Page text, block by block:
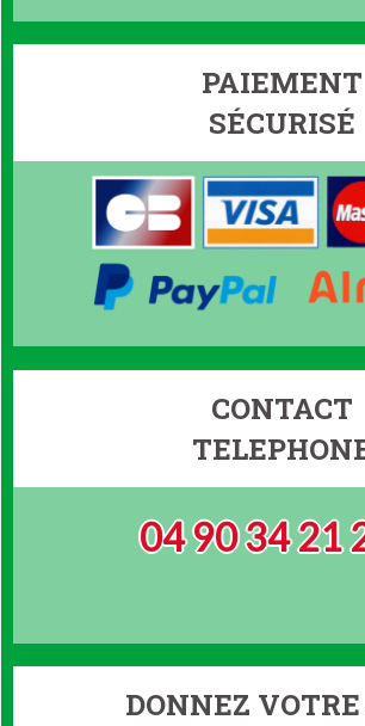
PAIEMENT
SÉCURISÉ
CONTACT
04 90 34 21
DONNEZ